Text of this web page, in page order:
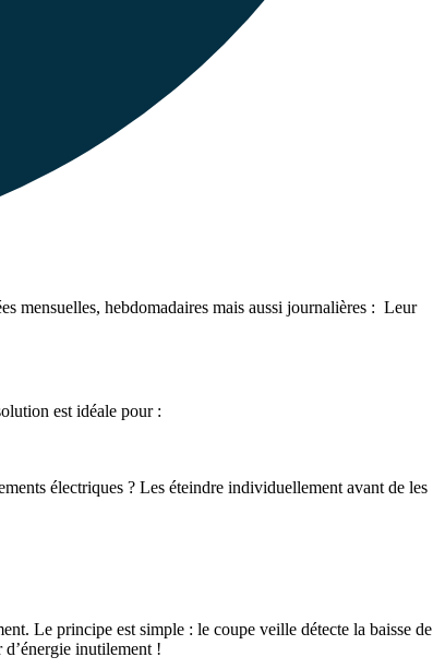
mensuelles, hebdomadaires mais aussi journalières : Leur
est idéale pour :
électriques ? Les éteindre individuellement avant de les
Le principe est simple : le coupe veille détecte la baisse de
inutilement !